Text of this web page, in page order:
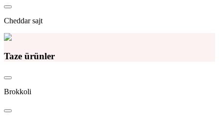
Cheddar sajt
Taze ürünler
Brokkoli